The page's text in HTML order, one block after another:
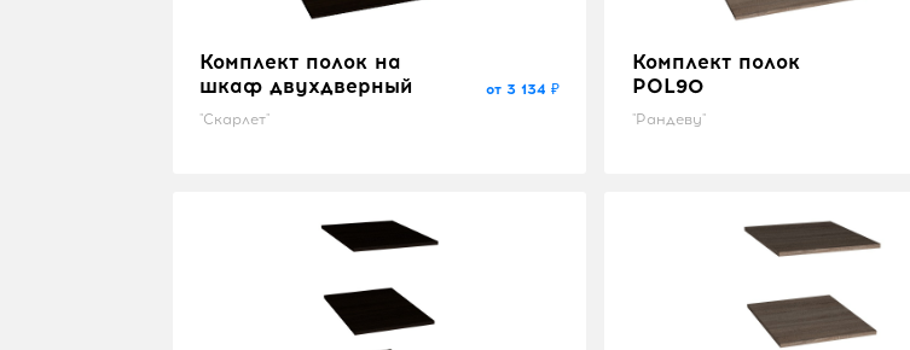
Комплект полок на
шкаф двухдверный
"Скарлет"
от 3 134 ₽
Комплект полок
POL90
"Рандеву"